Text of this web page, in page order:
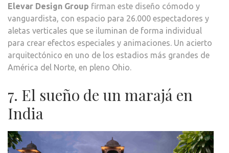
Elevar Design Group firman este diseño cómodo y
vanguardista, con espacio para 26.000 espectadores y
aletas verticales que se iluminan de forma individual
para crear efectos especiales y animaciones. Un acierto
arquitectónico en uno de los estadios más grandes de
América del Norte, en pleno Ohio.
7. El sueño de un marajá en
India